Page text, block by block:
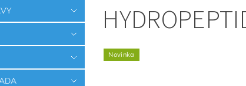
Novinka